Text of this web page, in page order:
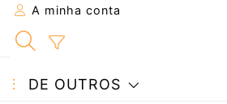
A minha conta
DE OUTROS